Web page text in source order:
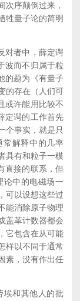
次序颠倒过来，
牲量子论的简明
对者中，薛定谔
波而不归属于粒
的题为《有量子
的存在（人们可
或许能用比较不
定谔的工作首先
个事实，就是只
常解释中的几率
具有和粒子一模
直接的联系，但
论中的电磁场一
可以设想这些过
能消除原子物理
盖革计数器都会
它包含在从可能
样以不同于通常
素，没有作出任
和其他人的批